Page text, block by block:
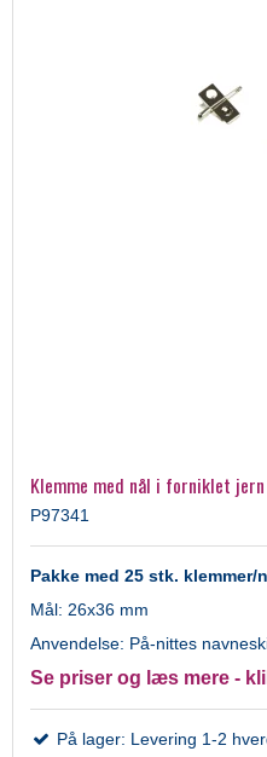
Klemme med nål i forniklet jern
P97341
Pakke med 25 stk.
Mål: 26x36 mm
Anvendelse: På-nittes
Se priser og læs mere -
På lager: Levering 1-2